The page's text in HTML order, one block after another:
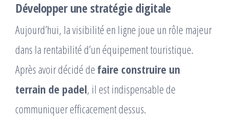
Développer une stratégie digitale
Aujourd’hui, la visibilité en ligne joue un rôle majeur
dans la rentabilité d’un équipement touristique.
Après avoir décidé de faire construire un
terrain de padel, il est indispensable de
communiquer efficacement dessus.